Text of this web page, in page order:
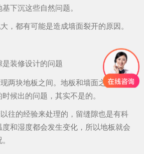
下沉这些自然问题。
，都有可能是造成墙面裂开的原因。
是装修设计的问题
两块地板之间。地板和墙面之间都有
候出的问题，其实不是的。
往的经验来处理的，留缝隙也是有科
和湿度都会发生变化，所以地板就会